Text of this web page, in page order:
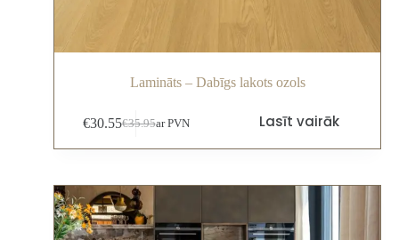
Lamināts – Dabīgs lakots ozols
€35.95
€30.55 ar PVN Lasīt vairāk